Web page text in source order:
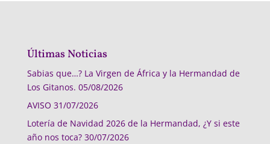
Últimas Noticias
Sabias que…? La Virgen de África y la Hermandad de
Los Gitanos. 05/08/2026
AVISO 31/07/2026
Lotería de Navidad 2026 de la Hermandad, ¿Y si este
año nos toca? 30/07/2026